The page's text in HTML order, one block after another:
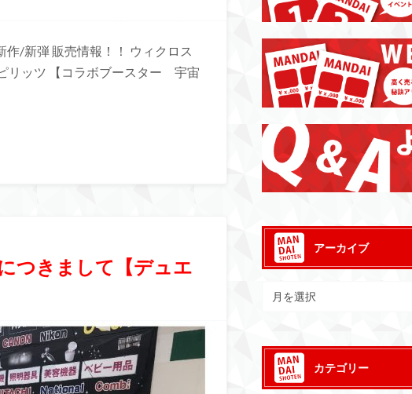
/新弾 販売情報！！ ウィクロス
リッツ 【コラボブースター 宇宙
つきまして【デュエ
アーカイブ
カテゴリー